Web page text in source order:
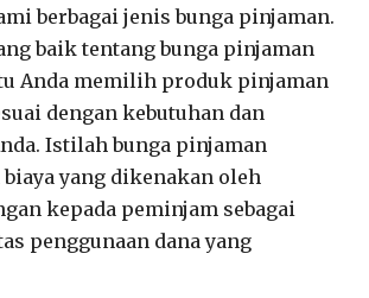
berbagai jenis bunga pinjaman.
baik tentang bunga pinjaman
Anda memilih produk pinjaman
dengan kebutuhan dan
Istilah bunga pinjaman
biaya yang dikenakan oleh
kepada peminjam sebagai
penggunaan dana yang